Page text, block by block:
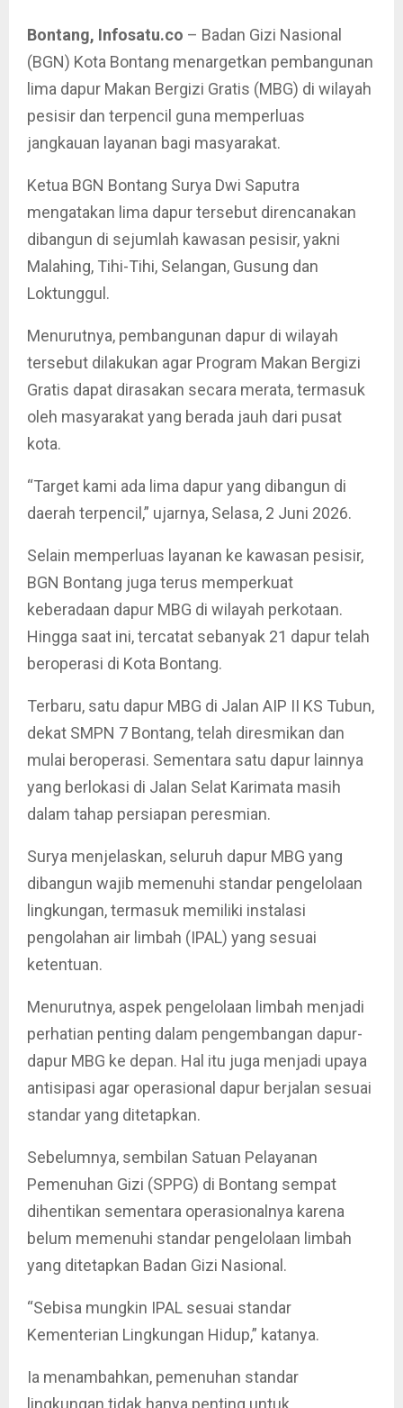
Bontang, Infosatu.co – Badan Gizi Nasional
(BGN) Kota Bontang menargetkan pembangunan
lima dapur Makan Bergizi Gratis (MBG) di wilayah
pesisir dan terpencil guna memperluas
jangkauan layanan bagi masyarakat.
Ketua BGN Bontang Surya Dwi Saputra
mengatakan lima dapur tersebut direncanakan
dibangun di sejumlah kawasan pesisir, yakni
Malahing, Tihi-Tihi, Selangan, Gusung dan
Loktunggul.
Menurutnya, pembangunan dapur di wilayah
tersebut dilakukan agar Program Makan Bergizi
Gratis dapat dirasakan secara merata, termasuk
oleh masyarakat yang berada jauh dari pusat
kota.
“Target kami ada lima dapur yang dibangun di
daerah terpencil,” ujarnya, Selasa, 2 Juni 2026.
Selain memperluas layanan ke kawasan pesisir,
BGN Bontang juga terus memperkuat
keberadaan dapur MBG di wilayah perkotaan.
Hingga saat ini, tercatat sebanyak 21 dapur telah
beroperasi di Kota Bontang.
Terbaru, satu dapur MBG di Jalan AIP II KS Tubun,
dekat SMPN 7 Bontang, telah diresmikan dan
mulai beroperasi. Sementara satu dapur lainnya
yang berlokasi di Jalan Selat Karimata masih
dalam tahap persiapan peresmian.
Surya menjelaskan, seluruh dapur MBG yang
dibangun wajib memenuhi standar pengelolaan
lingkungan, termasuk memiliki instalasi
pengolahan air limbah (IPAL) yang sesuai
ketentuan.
Menurutnya, aspek pengelolaan limbah menjadi
perhatian penting dalam pengembangan dapur-
dapur MBG ke depan. Hal itu juga menjadi upaya
antisipasi agar operasional dapur berjalan sesuai
standar yang ditetapkan.
Sebelumnya, sembilan Satuan Pelayanan
Pemenuhan Gizi (SPPG) di Bontang sempat
dihentikan sementara operasionalnya karena
belum memenuhi standar pengelolaan limbah
yang ditetapkan Badan Gizi Nasional.
“Sebisa mungkin IPAL sesuai standar
Kementerian Lingkungan Hidup,” katanya.
Ia menambahkan, pemenuhan standar
lingkungan tidak hanya penting untuk